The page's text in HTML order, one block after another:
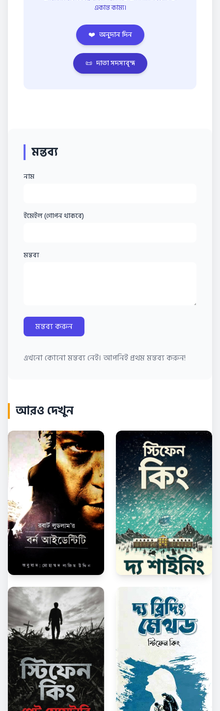
একান্ত কাম্য।
❤️ অনুদান দিন
📜 দাতা সদস্যবৃন্দ
মন্তব্য
নাম
ইমেইল (গোপন থাকবে)
মন্তব্য
মন্তব্য করুন
এখনো কোনো মন্তব্য নেই। আপনিই প্রথম মন্তব্য করুন!
আরও দেখুন